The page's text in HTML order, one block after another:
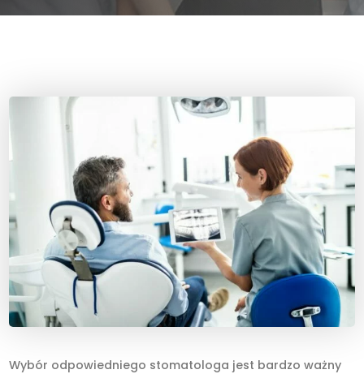
Wybór odpowiedniego stomatologa jest bardzo ważny